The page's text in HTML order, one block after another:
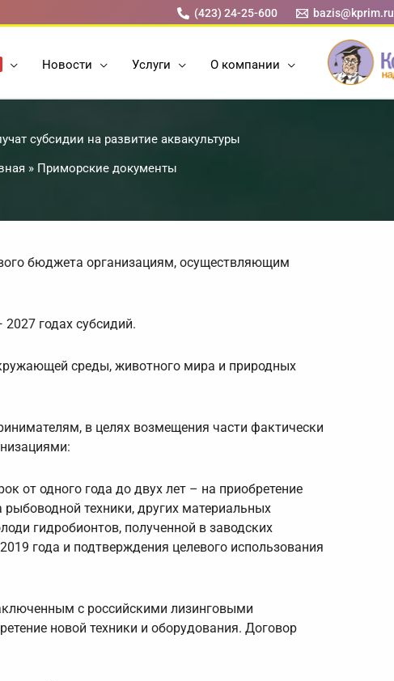
(423) 24-25-600 bazis@kprim.ru
Новости Услуги О компании
субсидии на развитие аквакультуры
» Приморские документы
бюджета организациям, осуществляющим
годах субсидий.
среды, животного мира и природных
в целях возмещения части фактически
от одного года до двух лет – на приобретение
техники, других материальных
гидробионтов, полученной в заводских
года и подтверждения целевого использования
с российскими лизинговыми
новой техники и оборудования. Договор